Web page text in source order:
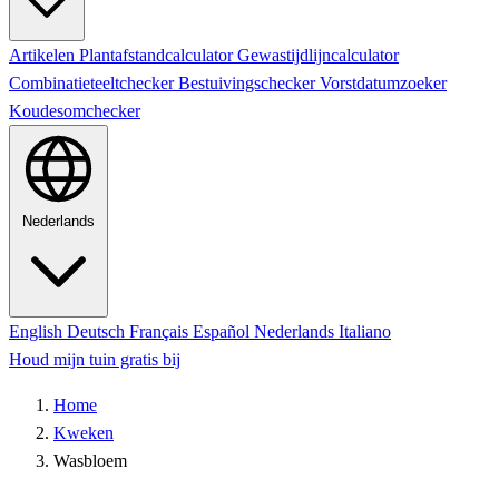
Artikelen PlantafstandcalculatorGewastijdlijncalculator
CombinatieteeltcheckerBestuivingscheckerVorstdatumzoeker
Koudesomchecker
Nederlands
English Deutsch Français Español Nederlands Italiano
Houd mijn tuin gratis bij
Home
Kweken
Wasbloem